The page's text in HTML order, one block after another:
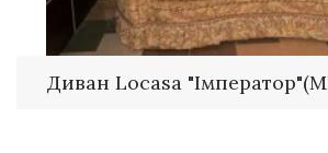
Диван Locasa